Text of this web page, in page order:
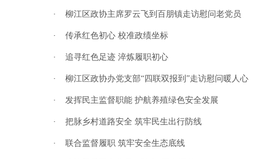
· 柳江区政协主席罗云飞到百朋镇走访慰问老党员
· 传承红色初心 校准政绩坐标
· 追寻红色足迹 淬炼履职初心
· 柳江区政协办党支部“四联双报到”走访慰问暖人心
· 发挥民主监督职能 护航养殖绿色安全发展
· 把脉乡村道路安全 筑牢民生出行防线
· 联合监督履职 筑牢安全生态底线